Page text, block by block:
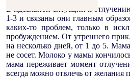
В идеальной ситуации к
1-3 и связаны они главным
каких-то проблем, только в
пробуждением. От утреннего
на несколько дней, от 1 до 5.
не сосет. Молоко у мамы
мама переживает момент
всегда можно отвлечь от желания